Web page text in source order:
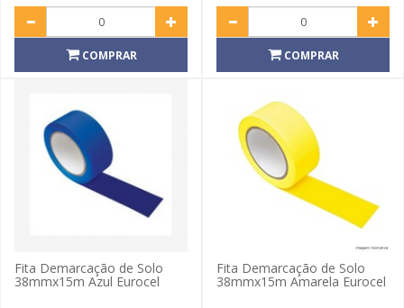
COMPRAR COMPRAR
Fita Demarcação de Solo
38mmx15m Azul Eurocel
Fita Demarcação de Solo
38mmx15m Amarela Eurocel